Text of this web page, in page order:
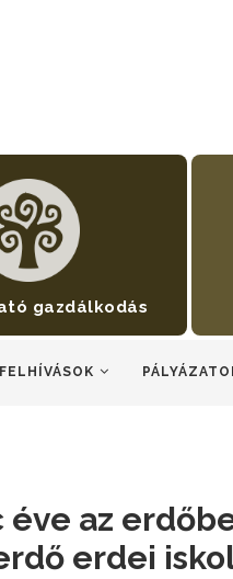
gazdálkodás
FELHÍVÁSOK
éve az
erdei